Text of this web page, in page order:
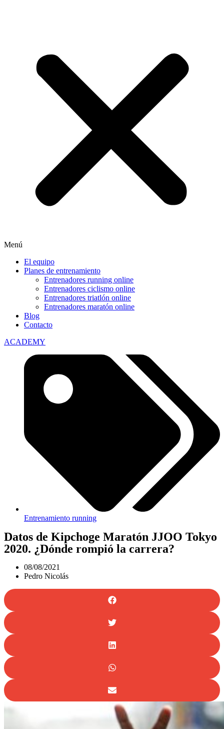
Menú
El equipo
Planes de entrenamiento
Entrenadores running online
Entrenadores ciclismo online
Entrenadores triatlón online
Entrenadores maratón online
Blog
Contacto
ACADEMY
Entrenamiento running
Datos de Kipchoge Maratón JJOO Tokyo
2020. ¿Dónde rompió la carrera?
08/08/2021
Pedro Nicolás